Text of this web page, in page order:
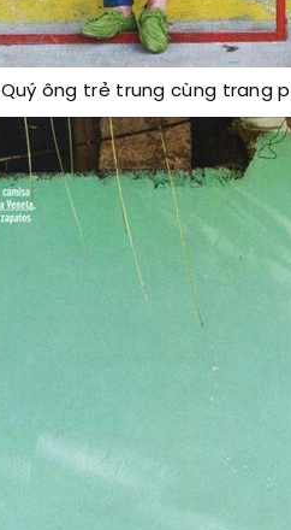
Quý ông trẻ trung cùng trang